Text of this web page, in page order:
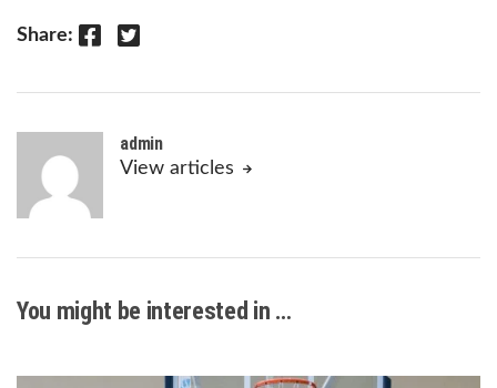
Share: Facebook Twitter
admin
View articles
You might be interested in …